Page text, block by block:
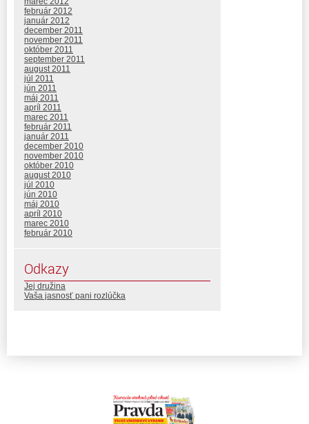
február 2012
január 2012
december 2011
november 2011
október 2011
september 2011
august 2011
júl 2011
jún 2011
máj 2011
apríl 2011
marec 2011
február 2011
január 2011
december 2010
november 2010
október 2010
august 2010
júl 2010
jún 2010
máj 2010
apríl 2010
marec 2010
február 2010
Odkazy
Jej družina
Vaša jasnosť pani rozlúčka